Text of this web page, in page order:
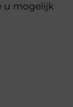
u mogelijk